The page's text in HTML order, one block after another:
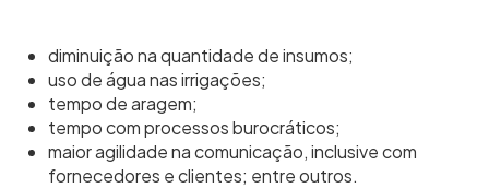
diminuição na quantidade de insumos;
uso de água nas irrigações;
tempo de aragem;
tempo com processos burocráticos;
maior agilidade na comunicação, inclusive com
fornecedores e clientes; entre outros.